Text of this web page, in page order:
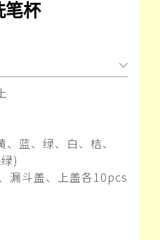
笔杯
蓝、绿、白、桔、
)
漏斗盖、上盖各10pcs